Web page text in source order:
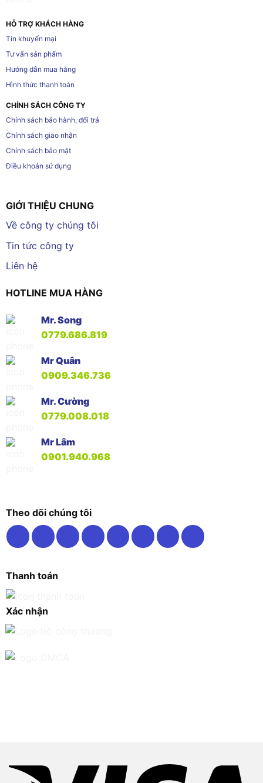
HỖ TRỢ KHÁCH HÀNG
Tin khuyến mại
Tư vấn sản phẩm
Hướng dẫn mua hàng
Hình thức thanh toán
CHÍNH SÁCH CÔNG TY
Chính sách bảo hành, đổi trả
Chính sách giao nhận
Chính sách bảo mật
Điều khoản sử dụng
GIỚI THIỆU CHUNG
Về công ty chúng tôi
Tin tức công ty
Liên hệ
HOTLINE MUA HÀNG
Mr. Song
0779.686.819
Mr Quân
0909.346.736
Mr. Cường
0779.008.018
Mr Lâm
0901.940.968
Theo dõi chúng tôi
Thanh toán
Xác nhận